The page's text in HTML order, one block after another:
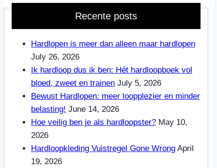
Recente posts
Hardlopen is meer dan alleen maar hardlopen
July 26, 2026
Ik hardloop dus ik ben: Hét hardloopboek vol
bloed, zweet en trainen July 5, 2026
Bewust Hardlopen: meer loopplezier en minder
belasting! June 14, 2026
Hoe veilig ben je als hardloopster? May 10,
2026
Hardloopkleding Vuistregel Gone Wrong April
19, 2026